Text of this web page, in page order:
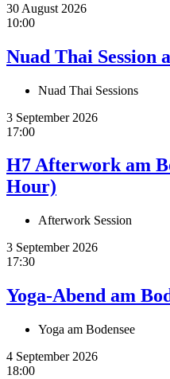
30 August 2026
10:00
Nuad Thai Session
Nuad Thai Sessions
3 September 2026
17:00
H7 Afterwork am
Hour)
Afterwork Session
3 September 2026
17:30
Yoga-Abend am
Yoga am Bodensee
4 September 2026
18:00